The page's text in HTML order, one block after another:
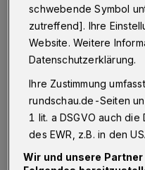
Haude:„Das habe
aus dem Kreis der
vor Ende der Ferien
überrascht zu
zu den kleineren
Schulleiterinnen
Grundschule derzeit
schwebende Symbol
zutreffend]. Ihre
Website. Weitere
Datenschutzerklärung.
Ihre Zustimmung
rundschau.de-Seiten
1 lit. a DSGVO auch
des EWR, z.B. in den
Wir und unsere